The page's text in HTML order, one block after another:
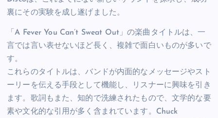
裏にその実験を成し遂げました。
「A Fever You Can’t Sweat Out」の楽曲タイトルは、一
言では言い表せないほど長く、複雑で面白いものが多いで
す。
これらのタイトルは、バンドが内面的なメッセージやスト
ーリーを伝える手段として機能し、リスナーに興味を引き
ます。歌詞もまた、知的で洗練されたもので、文学的な要
素や文化的な引用が多く含まれています。Chuck